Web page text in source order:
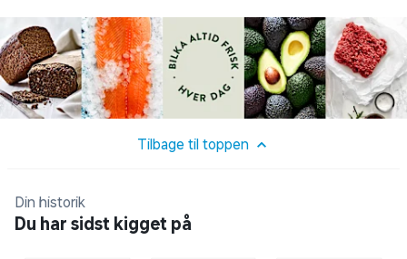
Tilbage til toppen
Din historik
Du har sidst kigget på